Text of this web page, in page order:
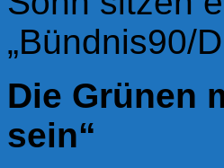
„Bündnis90/
Die Grünen
sein“